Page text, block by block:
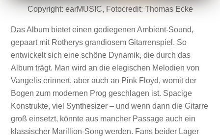
Copyright: earMUSIC, Fotocredit: Thomas Ecke
Das Album bietet einen gediegenen Ambient-Sound,
gepaart mit Rotherys grandiosem Gitarrenspiel. So
entwickelt sich eine schöne Dynamik, die durch das
Album trägt. Man wird an die elegischen Melodien von
Vangelis erinnert, aber auch an Pink Floyd, womit der
Bogen zum modernen Prog geschlagen ist. Spacige
Konstrukte, viel Synthesizer – und wenn dann die Gitarre
groß einsetzt, könnte aus mancher Passage auch ein
klassischer Marillion-Song werden. Fans beider Lager